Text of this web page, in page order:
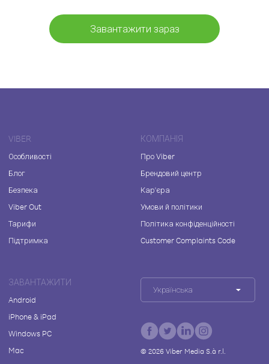
Завантажити зараз
VIBER
Особливості
Блог
Безпека
Viber Out
Тарифи
Підтримка
КОМПАНІЯ
Про Viber
Брендовий центр
Кар'єра
Умови й політики
Політика конфіденційності
Customer Complaints Code
ЗАВАНТАЖИТИ
Android
iPhone & iPad
Windows PC
Mac
Українська
© 2026Viber Media S.à r.l.